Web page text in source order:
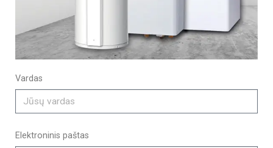
Vardas
Elektroninis paštas